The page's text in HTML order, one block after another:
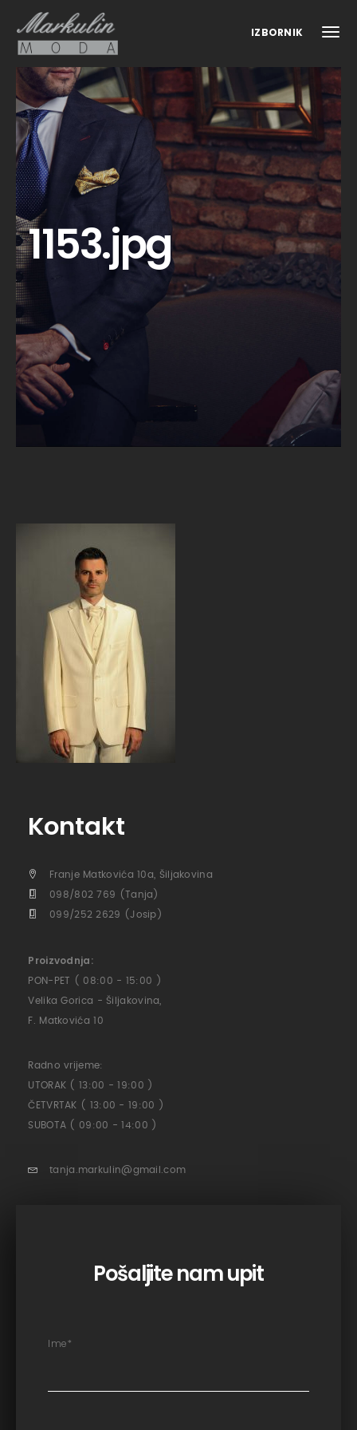
IZBORNIK
1153.jpg
Kontakt
Franje Matkovića 10a, Šiljakovina
098/802 769 (Tanja)
099/252 2629 (Josip)
Proizvodnja:
PON-PET ( 08:00 - 15:00 )
Velika Gorica - Šiljakovina,
F. Matkovića 10
Radno vrijeme:
UTORAK ( 13:00 - 19:00 )
ČETVRTAK ( 13:00 - 19:00 )
SUBOTA ( 09:00 - 14:00 )
tanja.markulin@gmail.com
Pošaljite nam upit
Ime*